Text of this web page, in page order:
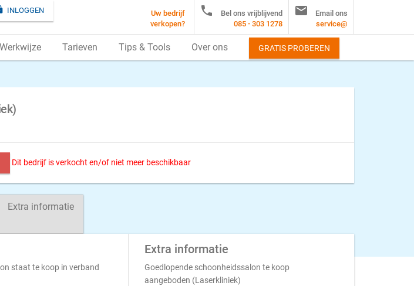
Dit bedrijf is verkocht en/of niet meer beschikbaar
Extra informatie
staat te koop in verband
Extra informatie
Goedlopende schoonheidssalon te koop
aangeboden (Laserkliniek)
INLOGGEN
Uw bedrijf
verkopen?

Bel ons vrijblijvend
085 - 303 1278

Email ons
service@
Werkwijze Tarieven Tips & Tools Over ons GRATIS PROBEREN